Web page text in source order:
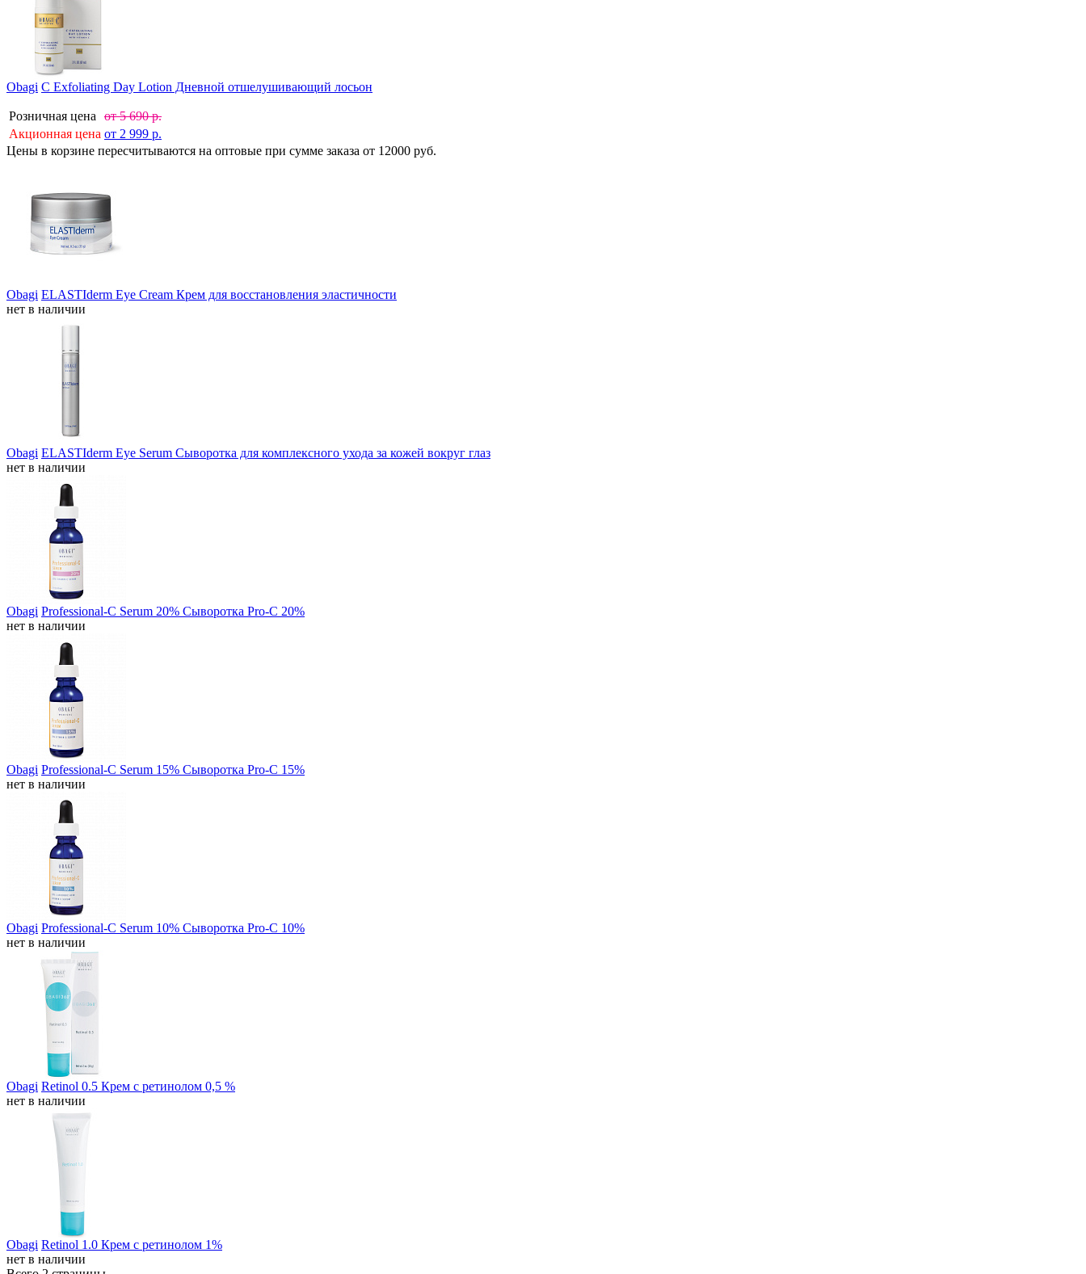
Obagi C Exfoliating Day Lotion Дневной отшелушивающий лосьон
Розничная цена от5 690р.
Акционная цена от 2 999 р.
Цены в корзине пересчитываются на оптовые при сумме заказа от 12000 руб.
Obagi ELASTIderm Eye Cream Крем для восстановления эластичности
нет в наличии
Obagi ELASTIderm Eye Serum Сыворотка для комплексного ухода за кожей вокруг глаз
нет в наличии
Obagi Professional-C Serum 20% Сыворотка Pro-C 20%
нет в наличии
Obagi Professional-C Serum 15% Сыворотка Pro-C 15%
нет в наличии
Obagi Professional-C Serum 10% Сыворотка Pro-C 10%
нет в наличии
Obagi Retinol 0.5 Крем с ретинолом 0,5 %
нет в наличии
Obagi Retinol 1.0 Крем с ретинолом 1%
нет в наличии